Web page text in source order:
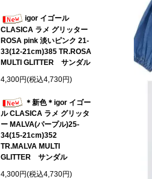
igor イゴール
CLASICA ラメ グリッター
ROSA pink 淡いピンク 21-
33(12-21cm)385 TR.ROSA
MULTI GLITTER サンダル
4,300円(税込4,730円)
＊新色＊igor イゴー
ル CLASICA ラメ グリッタ
ー MALVA(パープル)25-
34(15-21cm)352
TR.MALVA MULTI
GLITTER サンダル
4,300円(税込4,730円)